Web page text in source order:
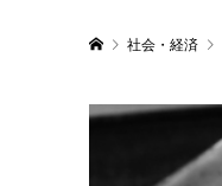
社会・経済